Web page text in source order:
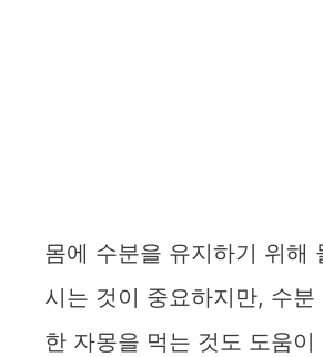
몸에 수분을 유지하기 위해
시는 것이 중요하지만, 수분
한 자몽을 먹는 것도 도움이